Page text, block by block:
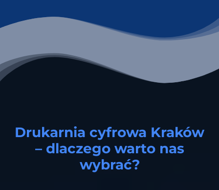
Drukarnia cyfrowa Kraków
– dlaczego warto nas
wybrać?